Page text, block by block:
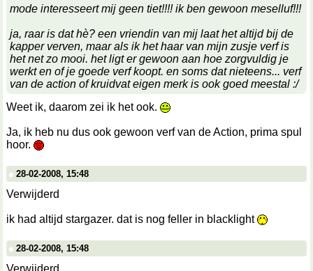
mode interesseert mij geen tiet!!!! ik ben gewoon meselluf!!!
ja, raar is dat hè? een vriendin van mij laat het altijd bij de
kapper verven, maar als ik het haar van mijn zusje verf is
het net zo mooi. het ligt er gewoon aan hoe zorgvuldig je
werkt en of je goede verf koopt. en soms dat nieteens... verf
van de action of kruidvat eigen merk is ook goed meestal :/
Weet ik, daarom zei ik het ook.
Ja, ik heb nu dus ook gewoon verf van de Action, prima spul
hoor.
28-02-2008, 15:48
Verwijderd
ik had altijd stargazer. dat is nog feller in blacklight
28-02-2008, 15:48
Verwijderd